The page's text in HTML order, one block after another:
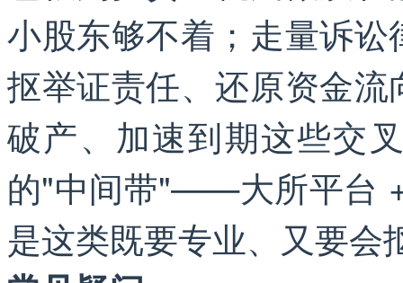
小股东够不着；走量诉
抠举证责任、还原资金
破产、加速到期这些交
的"中间带"——大所平台
是这类既要专业、又要会